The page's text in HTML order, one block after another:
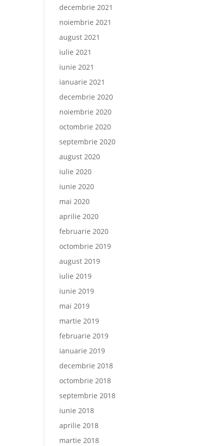
decembrie 2021
noiembrie 2021
august 2021
iulie 2021
iunie 2021
ianuarie 2021
decembrie 2020
noiembrie 2020
octombrie 2020
septembrie 2020
august 2020
iulie 2020
iunie 2020
mai 2020
aprilie 2020
februarie 2020
octombrie 2019
august 2019
iulie 2019
iunie 2019
mai 2019
martie 2019
februarie 2019
ianuarie 2019
decembrie 2018
octombrie 2018
septembrie 2018
iunie 2018
aprilie 2018
martie 2018